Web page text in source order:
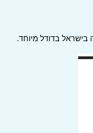
בדודל מיוחד.